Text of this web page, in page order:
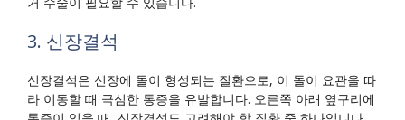
3. 신장결석
신장결석은 신장에 돌이 형성되는 질환으로, 이 돌이 요관을 따
라 이동할 때 극심한 통증을 유발합니다. 오른쪽 아래 옆구리에